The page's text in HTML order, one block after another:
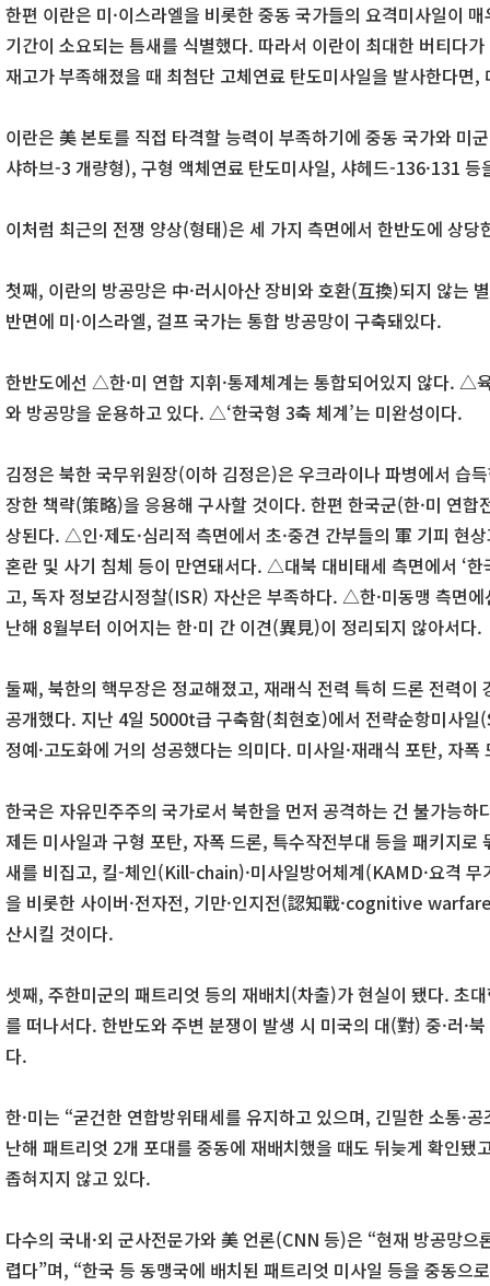
한편 이란은 미·이스라엘을 비롯한 중동 국가들의 요격미사일이
기간이 소요되는 틈새를 식별했다. 따라서 이란이 최대한 버티다
재고가 부족해졌을 때 최첨단 고체연료 탄도미사일을 발사한다면,
이란은 美 본토를 직접 타격할 능력이 부족하기에 중동 국가와 미
샤하브-3 개량형), 구형 액체연료 탄도미사일, 샤헤드-136·131 등
이처럼 최근의 전쟁 양상(형태)은 세 가지 측면에서 한반도에 상당
첫째, 이란의 방공망은 中·러시아산 장비와 호환(互換)되지 않는
반면에 미·이스라엘, 걸프 국가는 통합 방공망이 구축돼있다.
한반도에선 △한·미 연합 지휘·통제체계는 통합되어있지 않다. △
와 방공망을 운용하고 있다. △‘한국형 3축 체계’는 미완성이다.
김정은 북한 국무위원장(이하 김정은)은 우크라이나 파병에서 습
장한 책략(策略)을 응용해 구사할 것이다. 한편 한국군(한·미 연
상된다. △인·제도·심리적 측면에서 초·중견 간부들의 軍 기피 현
혼란 및 사기 침체 등이 만연돼서다. △대북 대비태세 측면에서 ‘
고, 독자 정보감시정찰(ISR) 자산은 부족하다. △한·미동맹 측면
난해 8월부터 이어지는 한·미 간 이견(異見)이 정리되지 않아서다.
둘째, 북한의 핵무장은 정교해졌고, 재래식 전력 특히 드론 전력이
공개했다. 지난 4일 5000t급 구축함(최현호)에서 전략순항미사
정예·고도화에 거의 성공했다는 의미다. 미사일·재래식 포탄, 자
한국은 자유민주주의 국가로서 북한을 먼저 공격하는 건 불가능하
제든 미사일과 구형 포탄, 자폭 드론, 특수작전부대 등을 패키지로
새를 비집고, 킬-체인(Kill-chain)·미사일방어체계(KAMD·요격
을 비롯한 사이버·전자전, 기만·인지전(認知戰·cognitive
산시킬 것이다.
셋째, 주한미군의 패트리엇 등의 재배치(차출)가 현실이 됐다. 초
를 떠나서다. 한반도와 주변 분쟁이 발생 시 미국의 대(對) 중·러·
다.
한·미는 “굳건한 연합방위태세를 유지하고 있으며, 긴밀한 소통·
난해 패트리엇 2개 포대를 중동에 재배치했을 때도 뒤늦게 확인
좁혀지지 않고 있다.
다수의 국내·외 군사전문가와 美 언론(CNN 등)은 “현재 방공망
렵다”며, “한국 등 동맹국에 배치된 패트리엇 미사일 등을 중동으